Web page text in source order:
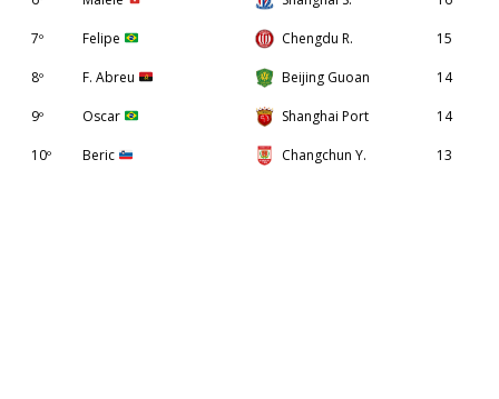
7º Felipe Chengdu R. 15
8º F. Abreu Beijing Guoan 14
9º Oscar Shanghai Port 14
10º Beric Changchun Y. 13